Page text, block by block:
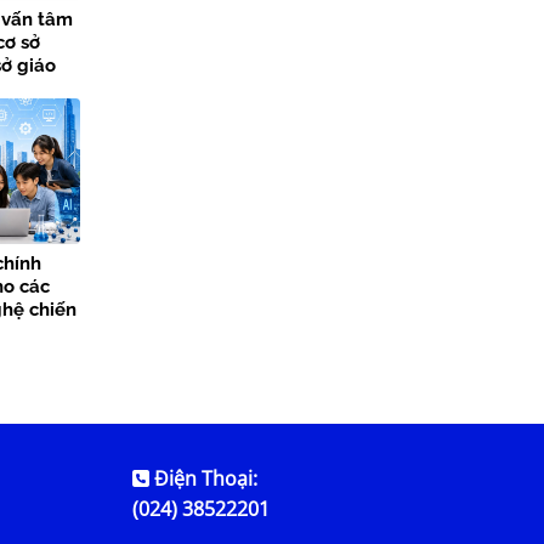
tâm
sở
giáo
các
chiến
Điện Thoại:
(024) 38522201